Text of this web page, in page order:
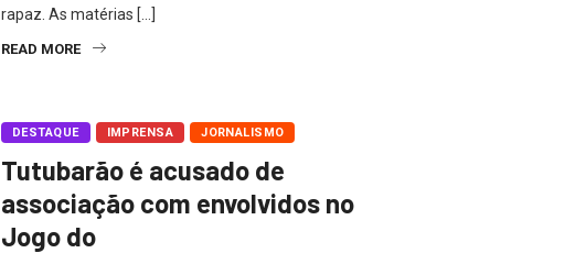
rapaz. As matérias […]
READ MORE
DESTAQUE IMPRENSA JORNALISMO
Tutubarão é acusado de
associação com envolvidos no
Jogo do